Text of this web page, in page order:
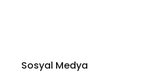
Sosyal Medya